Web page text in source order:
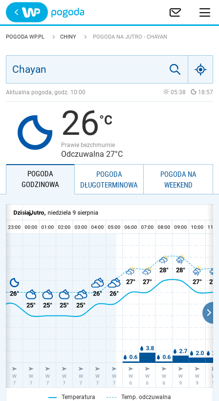
Trwa ładowanie
POLSKA
JAKOŚĆ POWIETRZA
POGODA WP.PL CHINY POGODA NA JUTRO - CHAYAN
Aktualna pogoda, godz. 10:00 05:38 18:57
26
Prawie bezchmurnie
Odczuwalna 27°C
POGODA
GODZINOWA
POGODA
DŁUGOTERMINOWA
POGODA NA
WEEKEND
Temperatura Temp. odczuwalna